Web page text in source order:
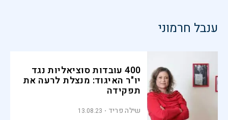
ענבל חרמוני
400 עובדות סוציאליות נגד
יו"ר האיגוד: מנצלת לרעה את
תפקידה
שילה פריד 13.08.23